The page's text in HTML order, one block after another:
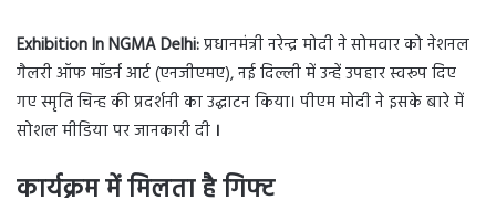
Exhibition In NGMA Delhi:प्रधानमंत्री नरेन्‍द्र मोदी ने सोमवार को नेशनल
गैलरी ऑफ मॉडर्न आर्ट (एनजीएमए), नई दिल्ली में उन्हें उपहार स्वरूप दिए
गए स्मृति चिन्ह की प्रदर्शनी का उद्घाटन किया। पीएम मोदी ने इसके बारे में
सोशल मीडिया पर जानकारी दी ।
कार्यक्रम में मिलता है गिफ्ट